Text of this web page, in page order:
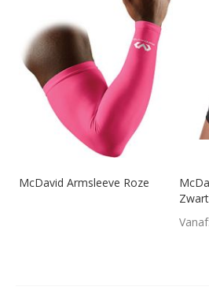
McDavid Armsleeve Roze
Zwart
Vanaf